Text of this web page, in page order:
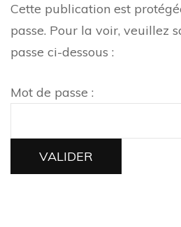
Cette publication est
passe. Pour la voir, veuillez
passe ci-dessous :
Mot de passe :